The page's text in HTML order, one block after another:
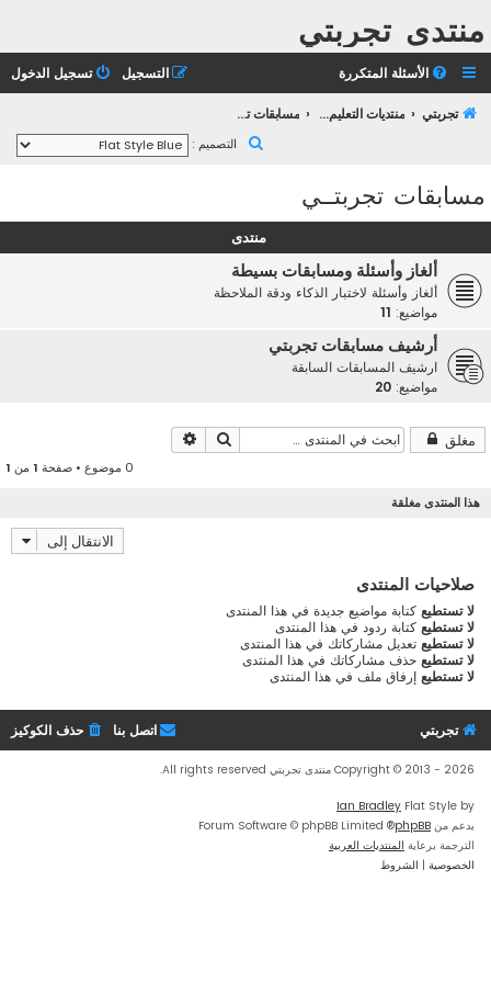
منتدى تجربتي
الأسئلة المتكررة تسجيل الدخول التسجيل
تجربتي منتديات التعليم الثانوي مسابقات تجربتــي
التصميم :
مسابقات تجربتــي
منتدى
ألغاز وأسئلة ومسابقات بسيطة
ألغاز وأسئلة لاختبار الذكاء ودقة الملاحظة
مواضيع: 11
أرشيف مسابقات تجربتي
ارشيف المسابقات السابقة
مواضيع: 20
مغلق بحث
0 موضوع • صفحة 1 من 1
هذا المنتدى مغلقة
الانتقال إلى
صلاحيات المنتدى
لا تستطيع كتابة مواضيع جديدة في هذا المنتدى
لا تستطيع كتابة ردود في هذا المنتدى
لا تستطيع تعديل مشاركاتك في هذا المنتدى
لا تستطيع حذف مشاركاتك في هذا المنتدى
لا تستطيع إرفاق ملف في هذا المنتدى
تجربتي حذف الكوكيز اتصل بنا
Copyright © 2013 - 2026 منتدى تجربتي All rights reserved.
Flat Style by
Ian Bradley
بدعم من phpBB
® Forum Software © phpBB Limited
الترجمة برعاية المنتديات العربية
الخصوصية | الشروط